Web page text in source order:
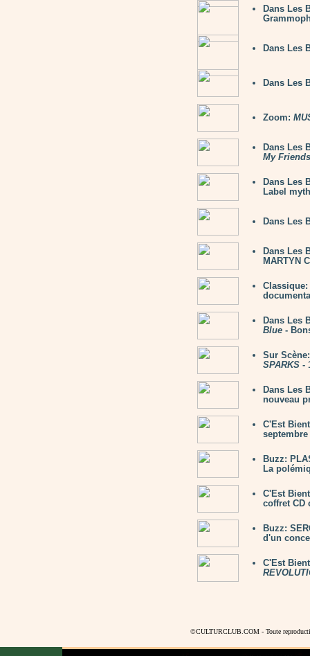
Dans Les
Dans Les
Dans Les
Zoom:
Dans Les
My Friends
Dans Les
Label
Dans Les
Dans Les
MARTYN
Dans Les
Blue -
Sur
SPARKS -
Dans Les
nouveau
C'Est
septembre
Buzz:
La
C'Est
coffret CD
Buzz:
d'un
C'Est
©CULTURCLUB.COM - Toute